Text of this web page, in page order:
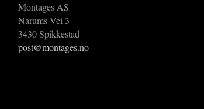
Montages AS
Narums Vei 3
3430 Spikkestad
post@montages.no